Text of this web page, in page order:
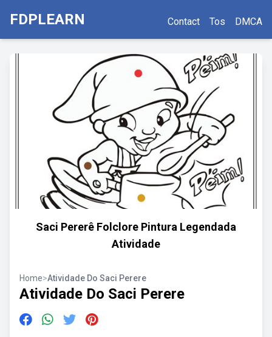
FDPLEARN Contact Tos DMCA
Saci Pererê Folclore Pintura Legendada
Atividade
Home>Atividade Do Saci Perere
Atividade Do Saci Perere